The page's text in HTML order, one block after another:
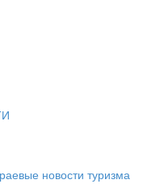
новости туризма